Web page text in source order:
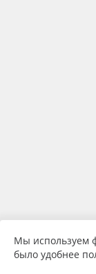
Мы используем
было удобнее